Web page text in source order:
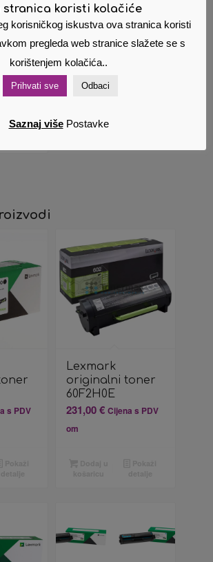
s PDV
Pokaži
s PDV
Lexmark
originalni toner
60F2H0E
231,00€ Cijena s PDV
om
stranica koristi kolačiće
korisničkog iskustva ova stranica koristi
pregleda web stranice slažete se s
korištenjem kolačića..
Prihvati sve Odbaci
Saznaj više Postavke